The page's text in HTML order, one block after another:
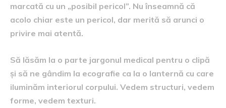
marcată cu un „posibil pericol”. Nu înseamnă că
acolo chiar este un pericol, dar merită să arunci o
privire mai atentă.
Să lăsăm la o parte jargonul medical pentru o clipă
și să ne gândim la ecografie ca la o lanternă cu care
iluminăm interiorul corpului. Vedem structuri, vedem
forme, vedem texturi.